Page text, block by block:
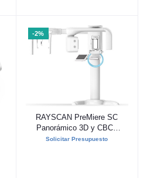
-2%
Añadir al carrito
RAYSCAN PreMiere SC
Panorámico 3D y CBCT
con Teleradiografía
Solicitar Presupuesto